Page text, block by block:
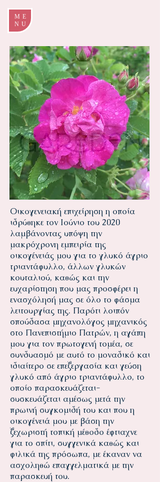
ME
NU
Οικογενειακή επιχείρηση η οποία
ιδρύθηκε τον Ιούνιο του 2020
λαμβάνοντας υπόψη την
μακρόχρονη εμπειρία της
οικογένειάς μου για το γλυκό άγριο
τριαντάφυλλο, άλλων γλυκών
κουταλιού, καθώς και την
ευχαρίστηση που μας προσφέρει η
ενασχόλησή μας σε όλο το φάσμα
λειτουργίας της. Παρότι λοιπόν
σπούδασα μηχανολόγος μηχανικός
στο Πανεπιστήμιο Πατρών, η αγάπη
μου για τον πρωτογενή τομέα, σε
συνδυασμό με αυτό το μοναδικό και
ιδιαίτερο σε επεξεργασία και γεύση
γλυκό από άγριο τριαντάφυλλο, το
οποίο παρασκευάζεται-
συσκευάζεται αμέσως μετά την
πρωινή συγκομιδή του και που η
οικογένειά μου με βάση την
ξεχωριστή τοπική μέθοδο έφτιαχνε
για το σπίτι, συγγενικά καθώς και
φιλικά της πρόσωπα, με έκαναν να
ασχοληθώ επαγγελματικά με την
παρασκευή του.